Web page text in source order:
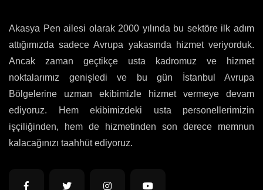
Akasya Pen ailesi olarak 2000 yılında bu sektöre ilk adım
attığımızda sadece Avrupa yakasında hizmet veriyorduk.
Ancak zaman geçtikçe usta kadromuz ve hizmet
noktalarımız genişledi ve bu gün İstanbul Avrupa
Bölgelerine uzman ekibimizle hizmet vermeye devam
ediyoruz. Hem ekibimizdeki usta personellerimizin
işçiliğinden, hem de hizmetinden son derece memnun
kalacağınızı taahhüt ediyoruz.